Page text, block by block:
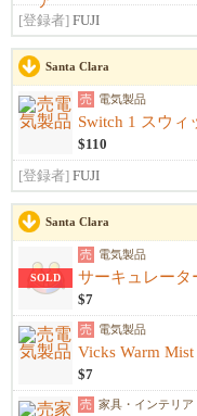
[登録者] FUJI
Santa Clara
売 電気製品
Switch 1 スウィ
$110
[登録者] FUJI
Santa Clara
SOLD
売 電気製品
サーキュレータ
$7
売 電気製品
Vicks Warm
$7
売 家具・インテリア